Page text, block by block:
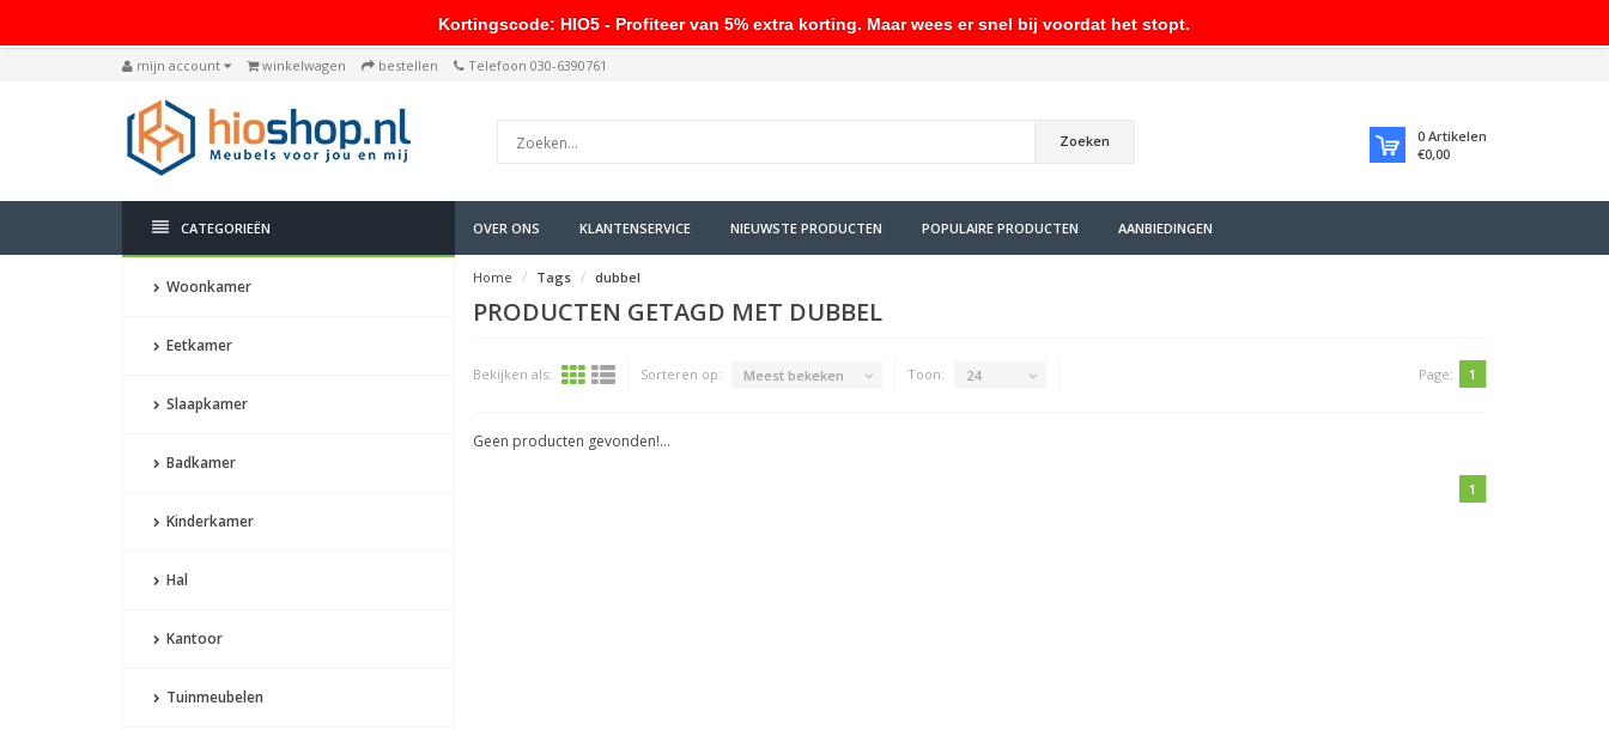
mijn account winkelwagen bestellen Telefoon 030-6390761
Zoeken 0 Artikelen
€0,00
CATEGORIEËN OVER ONS KLANTENSERVICE NIEUWSTE PRODUCTEN POPULAIRE PRODUCTEN AANBIEDINGEN
Woonkamer
Eetkamer
Slaapkamer
Badkamer
Kinderkamer
Hal
Kantoor
Tuinmeubelen
Home Tags dubbel
PRODUCTEN GETAGD MET DUBBEL
Bekijken als: Sorteren op: Meest bekeken Toon: 24 Page: 1
Geen producten gevonden!...
1
Kortingscode: HIO5 - Profiteer van 5% extra korting. Maar wees er snel bij voordat het stopt.